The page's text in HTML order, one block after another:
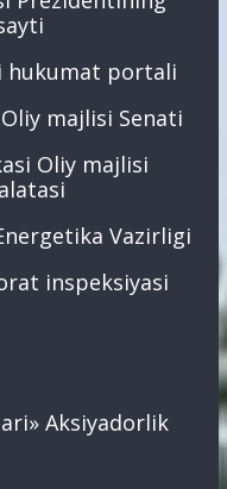
hukumat portali
majlisi Senati
Oliy majlisi
Vazirligi
inspeksiyasi
Aksiyadorlik